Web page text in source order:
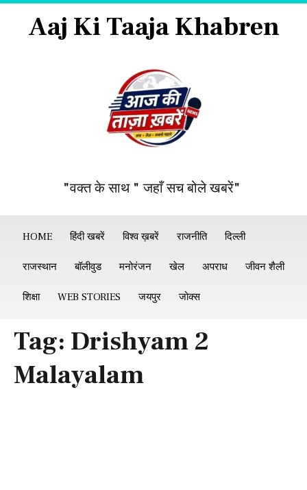
Aaj Ki Taaja Khabren
"वक्त के साथ " जहाँ सच बोले खबरें"
HOME हिंदी खबरें विश्व ख़बरें राजनीति दिल्ली
राजस्थान बॉलीवुड मनोरंजन खेल अपराध जीवन शैली
शिक्षा WEB STORIES जयपुर जोक्स
Tag: Drishyam 2
Malayalam